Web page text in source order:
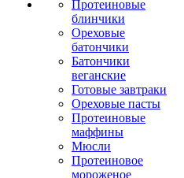
Протеиновые
блинчики
Ореховые
батончики
Батончики
веганские
Готовые завтраки
Ореховые пасты
Протеиновые
маффины
Мюсли
Протеиновое
мороженое